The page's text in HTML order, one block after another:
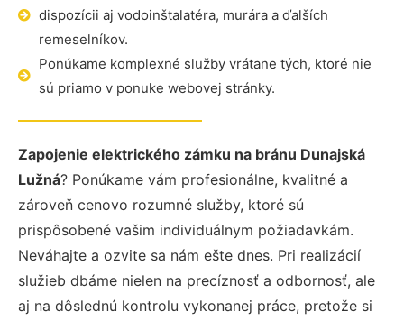
dispozícii aj vodoinštalatéra, murára a ďalších
remeselníkov.
Ponúkame komplexné služby vrátane tých, ktoré nie
sú priamo v ponuke webovej stránky.
Zapojenie elektrického zámku na bránu Dunajská
Lužná? Ponúkame vám profesionálne, kvalitné a
zároveň cenovo rozumné služby, ktoré sú
prispôsobené vašim individuálnym požiadavkám.
Neváhajte a ozvite sa nám ešte dnes. Pri realizácií
služieb dbáme nielen na precíznosť a odbornosť, ale
aj na dôslednú kontrolu vykonanej práce, pretože si